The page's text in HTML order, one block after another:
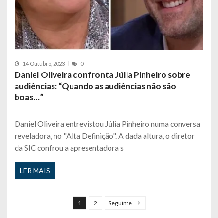
14 Outubro, 2023 0
Daniel Oliveira confronta Júlia Pinheiro sobre
audiências: “Quando as audiências não são
boas…”
Daniel Oliveira entrevistou Júlia Pinheiro numa conversa
reveladora, no "Alta Definição". A dada altura, o diretor
da SIC confrou a apresentadora s
LER MAIS
1 2 Seguinte